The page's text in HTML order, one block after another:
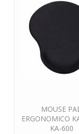
MOUSE
ERGONOMICO
KA-600